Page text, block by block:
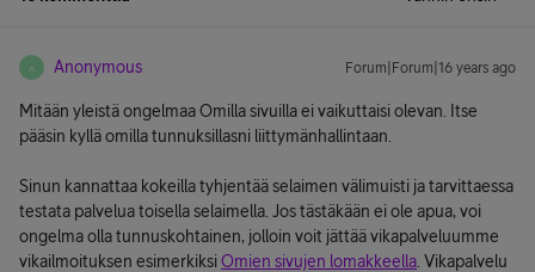
A Anonymous Forum|Forum|16 years ago
Mitään yleistä ongelmaa Omilla sivuilla ei vaikuttaisi olevan. Itse
pääsin kyllä omilla tunnuksillasni liittymänhallintaan.
Sinun kannattaa kokeilla tyhjentää selaimen välimuisti ja tarvittaessa
testata palvelua toisella selaimella. Jos tästäkään ei ole apua, voi
ongelma olla tunnuskohtainen, jolloin voit jättää vikapalveluumme
vikailmoituksen esimerkiksiOmien sivujen lomakkeella . Vikapalvelu